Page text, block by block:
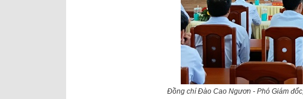
Đồng chí Đào Cao Ngươn - Phó Giám